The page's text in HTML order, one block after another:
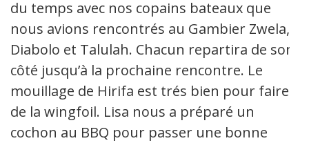
du temps avec nos copains bateaux que
nous avions rencontrés au Gambier Zwela,
Diabolo et Talulah. Chacun repartira de son
côté jusqu’à la prochaine rencontre. Le
mouillage de Hirifa est trés bien pour faire
de la wingfoil. Lisa nous a préparé un
cochon au BBQ pour passer une bonne